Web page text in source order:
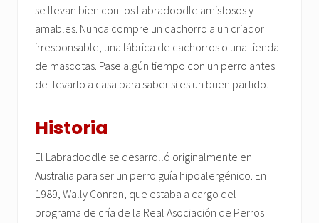
se llevan bien con los Labradoodle amistosos y
amables. Nunca compre un cachorro a un criador
irresponsable, una fábrica de cachorros o una tienda
de mascotas. Pase algún tiempo con un perro antes
de llevarlo a casa para saber si es un buen partido.
Historia
El Labradoodle se desarrolló originalmente en
Australia para ser un perro guía hipoalergénico. En
1989, Wally Conron, que estaba a cargo del
programa de cría de la Real Asociación de Perros